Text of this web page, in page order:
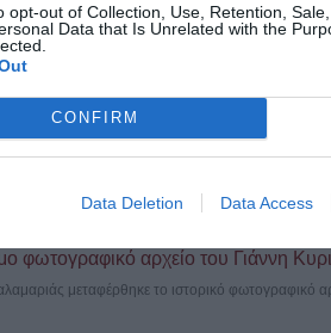
opt-out of Collection, Use, Retention,
Data that Is Unrelated with the
CONFIRM
Data Deletion Data Access
τη μεγάλη δεσποτική εορτή της
–Μεγάλη Γιορτή 6 Αυγούστου
Γιορτάζεται κάθε χρόνο στις 6
φωτογραφικό αρχείο του Γιάννη
μεταφέρθηκε το ιστορικό φωτογραφικό